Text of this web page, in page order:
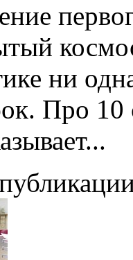
ни
Про 10